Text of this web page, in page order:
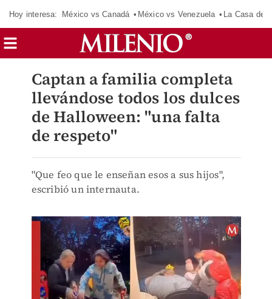
Hoy interesa: México vs Canadá México vs Venezuela La Casa de
Captan a familia completa
llevándose todos los dulces
de Halloween: "una falta
de respeto"
"Que feo que le enseñan esos a sus hijos",
escribió un internauta.